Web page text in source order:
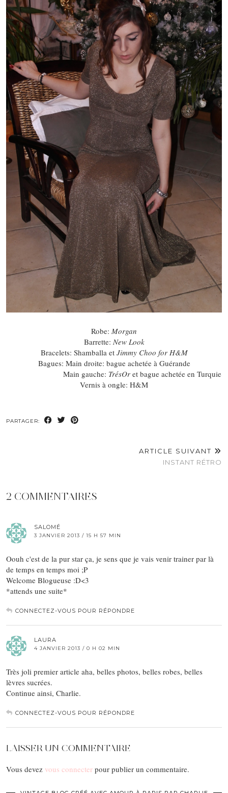
Robe: Morgan
Barrette: New Look
Bracelets: Shamballa et Jimmy Choo for H&M
Bagues: Main droite: bague achetée à Guérande
Main gauche: TrésOret bague achetée en Turquie
Vernis à ongle: H&M
PARTAGER:
ARTICLE SUIVANT
INSTANT RÉTRO
2 COMMENTAIRES
SALOMÉ
3 JANVIER 2013 / 15 H 57 MIN
Oouh c'est de la pur star ça, je sens que je vais venir trainer par là
de temps en temps moi ;P
Welcome Blogueuse :D<3
*attends une suite*
CONNECTEZ-VOUS POUR RÉPONDRE
LAURA
4 JANVIER 2013 / 0 H 02 MIN
Très joli premier article aha, belles photos, belles robes, belles
lèvres sucrées.
Continue ainsi, Charlie.
CONNECTEZ-VOUS POUR RÉPONDRE
LAISSER UN COMMENTAIRE
Vous devez vous connecter pour publier un commentaire.